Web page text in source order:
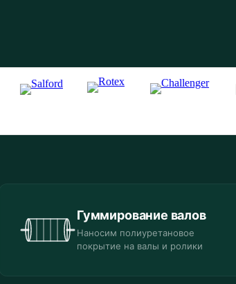
Гуммирование валов
Наносим полиуретановое
покрытие на валы и ролики